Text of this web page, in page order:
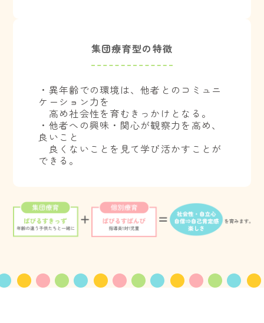
集団療育型の特徴
・異年齢での環境は、他者とのコミュニ
ケーション力を
高め社会性を育むきっかけとなる。
・他者への興味・関心が観察力を高め、
良いこと
良くないことを見て学び活かすことが
できる。